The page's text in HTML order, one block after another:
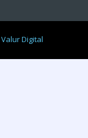
Valur Digital